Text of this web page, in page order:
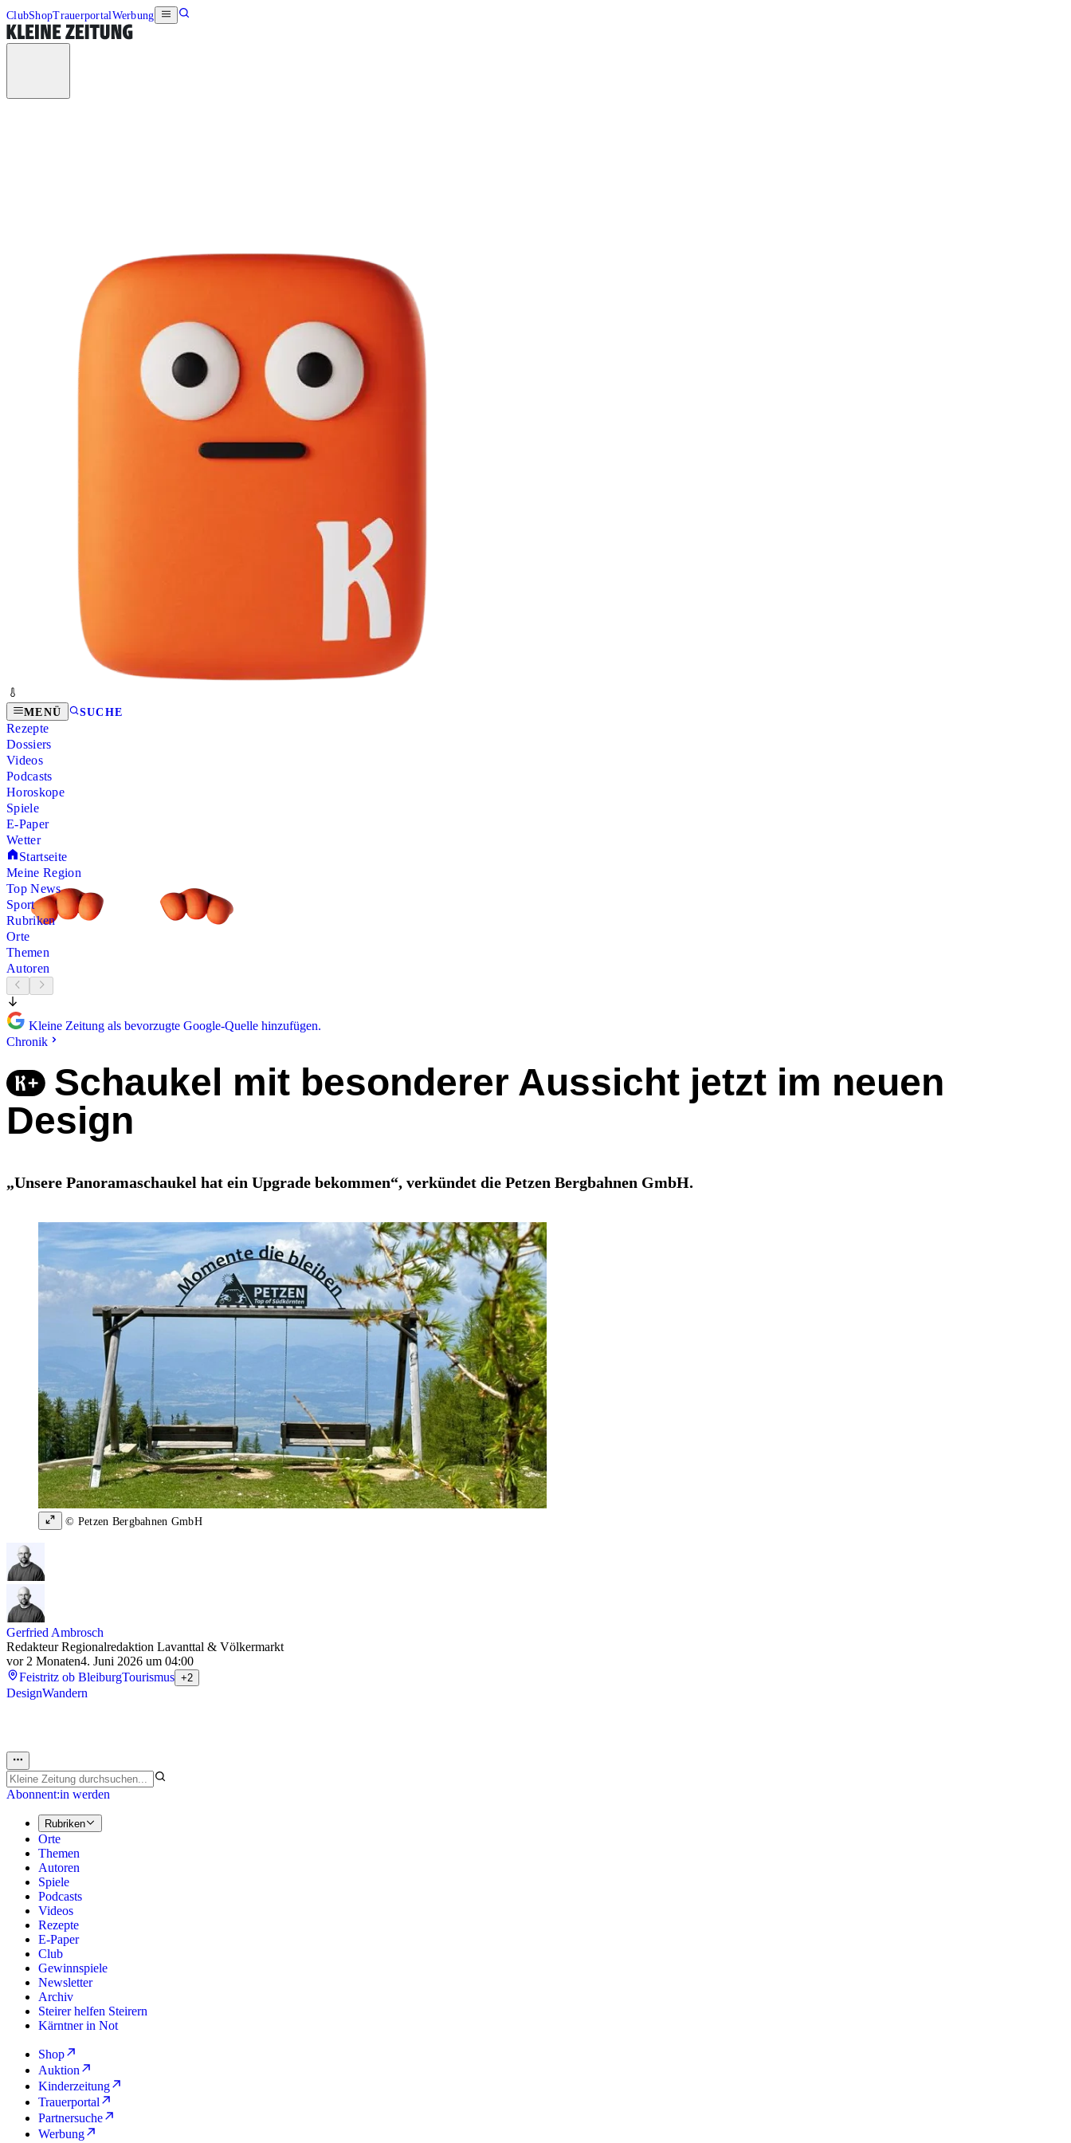
ClubShopTrauerportalWerbung
MENÜ SUCHE
Rezepte
Dossiers
Videos
Podcasts
Horoskope
Spiele
E-Paper
Wetter
Startseite
Meine Region
Top News
Sport
Rubriken
Orte
Themen
Autoren
Kleine Zeitung als bevorzugte Google-Quelle hinzufügen.
Chronik
Schaukel mit besonderer Aussicht jetzt im neuen
Design
„Unsere Panoramaschaukel hat ein Upgrade bekommen“, verkündet die Petzen Bergbahnen GmbH.
© Petzen Bergbahnen GmbH
Gerfried Ambrosch
Redakteur Regionalredaktion Lavanttal & Völkermarkt
vor 2 Monaten4. Juni 2026 um 04:00
Feistritz ob BleiburgTourismus +2
DesignWandern
Abonnent:in werden
Rubriken
Orte
Themen
Autoren
Spiele
Podcasts
Videos
Rezepte
E-Paper
Club
Gewinnspiele
Newsletter
Archiv
Steirer helfen Steirern
Kärntner in Not
Shop
Auktion
Kinderzeitung
Trauerportal
Partnersuche
Werbung